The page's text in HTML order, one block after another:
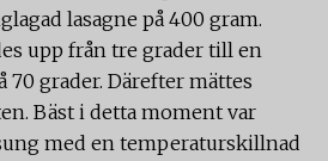
lasagne på 400 gram.
upp från tre grader till en
grader. Därefter mättes
Bäst i detta moment var
med en temperaturskillnad